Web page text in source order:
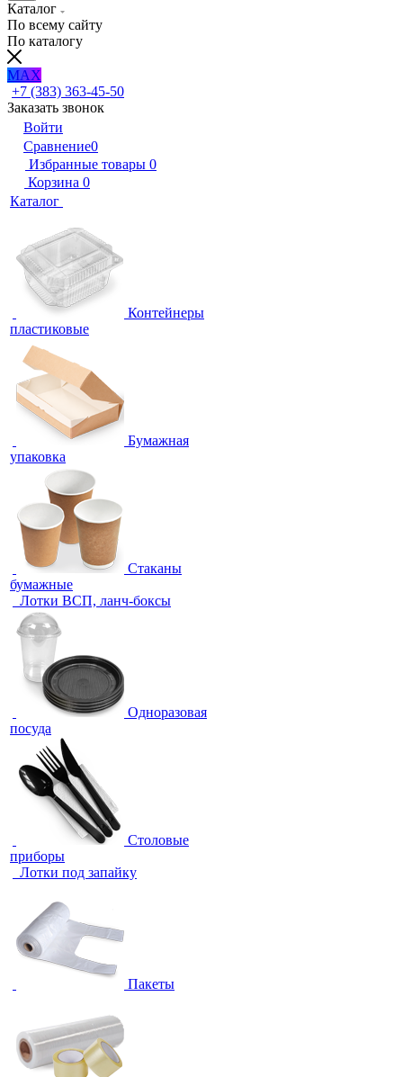
Каталог
По всему сайту
По каталогу
MAX
+7 (383) 363-45-50
Заказать звонок
Войти
Сравнение0
Избранные товары 0
Корзина 0
Каталог
Контейнеры
пластиковые
Бумажная
упаковка
Стаканы
бумажные
Лотки ВСП, ланч-боксы
Одноразовая
посуда
Столовые
приборы
Лотки под запайку
Пакеты